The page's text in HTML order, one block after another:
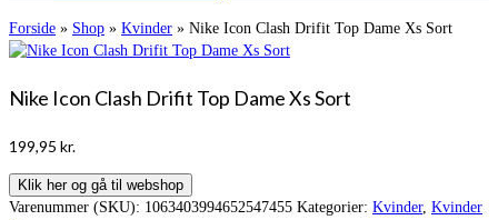
Forside » Shop » Kvinder » Nike Icon Clash Drifit Top Dame Xs Sort
Nike Icon Clash Drifit Top Dame Xs Sort
199,95 kr.
Klik her og gå til webshop
Varenummer (SKU): 1063403994652547455 Kategorier: Kvinder, Kvinder